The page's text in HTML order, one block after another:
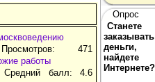
471
работы
балл: 4.6
Опрос
Интернете?